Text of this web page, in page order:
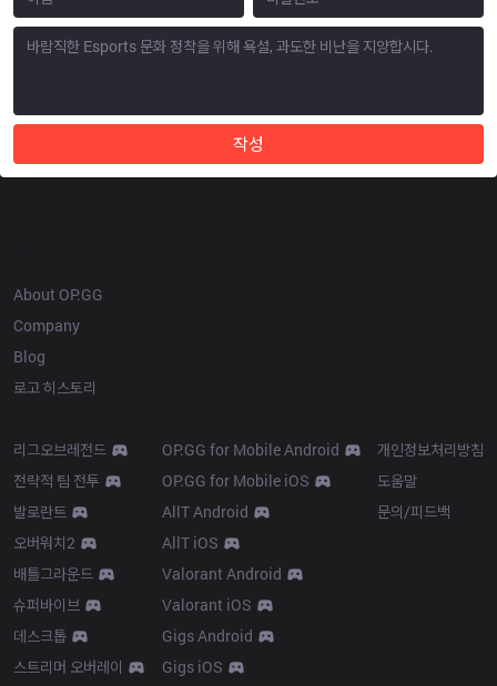
작성
About OP.GG
Company
Blog
로고 히스토리
리그오브레전드
전략적 팀 전투
발로란트
오버워치2
배틀그라운드
슈퍼바이브
데스크톱
스트리머 오버레이
OP.GG for Mobile Android
OP.GG for Mobile iOS
AllT Android
AllT iOS
Valorant Android
Valorant iOS
Gigs Android
Gigs iOS
개인정보처리방침
도움말
문의/피드백